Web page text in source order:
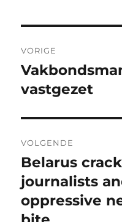
navigatie
VORIGE
Vorig
bericht:
vastgezet
VOLGENDE
Volgend
bericht:
Belarus
journalists
oppressive